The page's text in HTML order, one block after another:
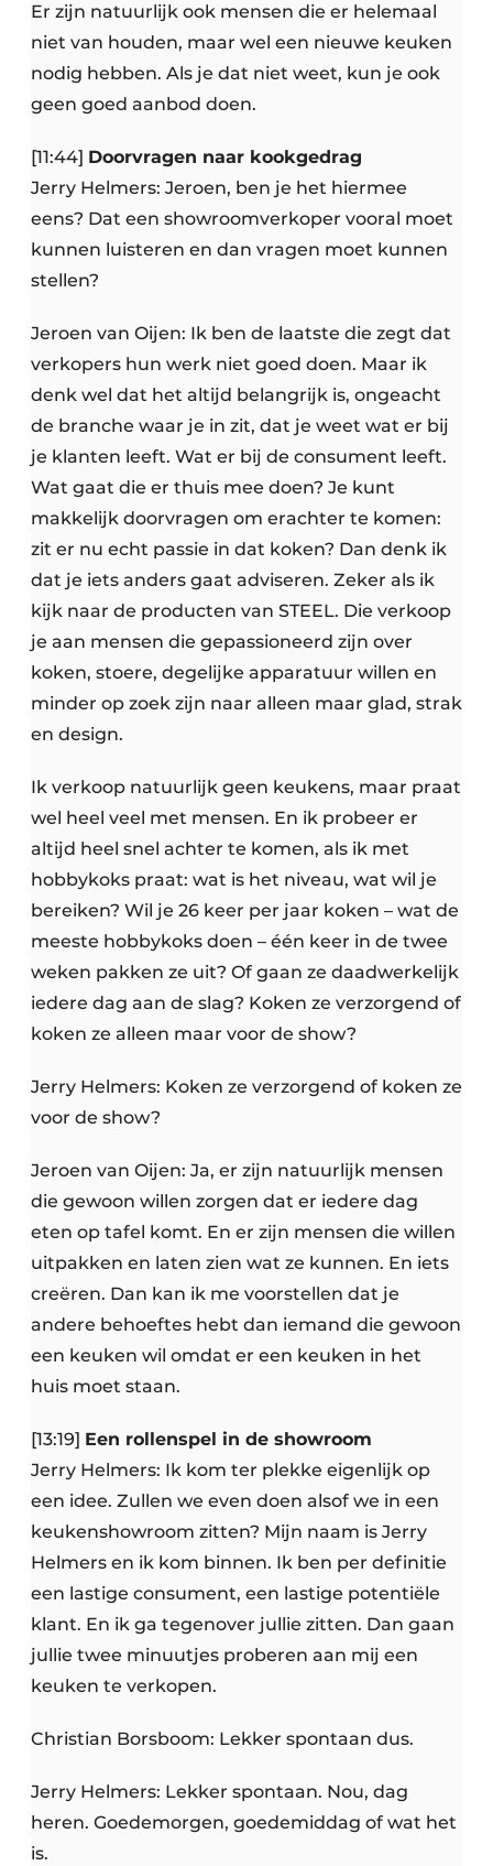
Er zijn natuurlijk ook mensen die er helemaal
niet van houden, maar wel een nieuwe keuken
nodig hebben. Als je dat niet weet, kun je ook
geen goed aanbod doen.
[11:44] Doorvragen naar kookgedrag
Jerry Helmers: Jeroen, ben je het hiermee
eens? Dat een showroomverkoper vooral moet
kunnen luisteren en dan vragen moet kunnen
stellen?
Jeroen van Oijen: Ik ben de laatste die zegt dat
verkopers hun werk niet goed doen. Maar ik
denk wel dat het altijd belangrijk is, ongeacht
de branche waar je in zit, dat je weet wat er bij
je klanten leeft. Wat er bij de consument leeft.
Wat gaat die er thuis mee doen? Je kunt
makkelijk doorvragen om erachter te komen:
zit er nu echt passie in dat koken? Dan denk ik
dat je iets anders gaat adviseren. Zeker als ik
kijk naar de producten van STEEL. Die verkoop
je aan mensen die gepassioneerd zijn over
koken, stoere, degelijke apparatuur willen en
minder op zoek zijn naar alleen maar glad, strak
en design.
Ik verkoop natuurlijk geen keukens, maar praat
wel heel veel met mensen. En ik probeer er
altijd heel snel achter te komen, als ik met
hobbykoks praat: wat is het niveau, wat wil je
bereiken? Wil je 26 keer per jaar koken – wat de
meeste hobbykoks doen – één keer in de twee
weken pakken ze uit? Of gaan ze daadwerkelijk
iedere dag aan de slag? Koken ze verzorgend of
koken ze alleen maar voor de show?
Jerry Helmers: Koken ze verzorgend of koken ze
voor de show?
Jeroen van Oijen: Ja, er zijn natuurlijk mensen
die gewoon willen zorgen dat er iedere dag
eten op tafel komt. En er zijn mensen die willen
uitpakken en laten zien wat ze kunnen. En iets
creëren. Dan kan ik me voorstellen dat je
andere behoeftes hebt dan iemand die gewoon
een keuken wil omdat er een keuken in het
huis moet staan.
[13:19] Een rollenspel in de showroom
Jerry Helmers: Ik kom ter plekke eigenlijk op
een idee. Zullen we even doen alsof we in een
keukenshowroom zitten? Mijn naam is Jerry
Helmers en ik kom binnen. Ik ben per definitie
een lastige consument, een lastige potentiële
klant. En ik ga tegenover jullie zitten. Dan gaan
jullie twee minuutjes proberen aan mij een
keuken te verkopen.
Christian Borsboom: Lekker spontaan dus.
Jerry Helmers: Lekker spontaan. Nou, dag
heren. Goedemorgen, goedemiddag of wat het
is.